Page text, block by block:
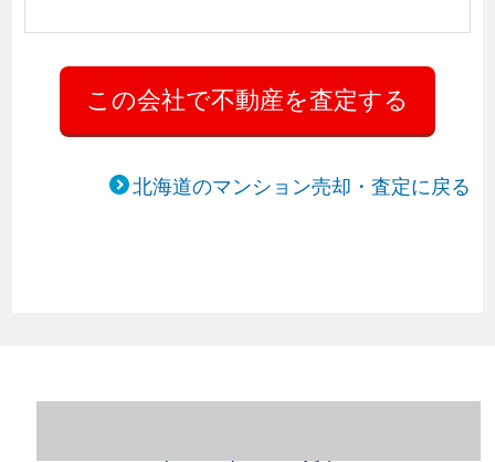
北海道のマンション売却・査定に戻る